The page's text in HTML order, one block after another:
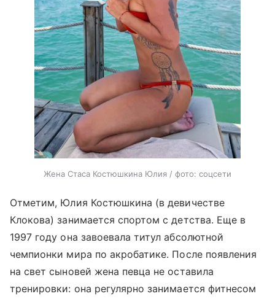
Жена Стаса Костюшкина Юлия / фото: соцсети
Отметим, Юлия Костюшкина (в девичестве
Клокова) занимается спортом с детства. Еще в
1997 году она завоевала титул абсолютной
чемпионки мира по акробатике. После появления
на свет сыновей жена певца не оставила
тренировки: она регулярно занимается фитнесом